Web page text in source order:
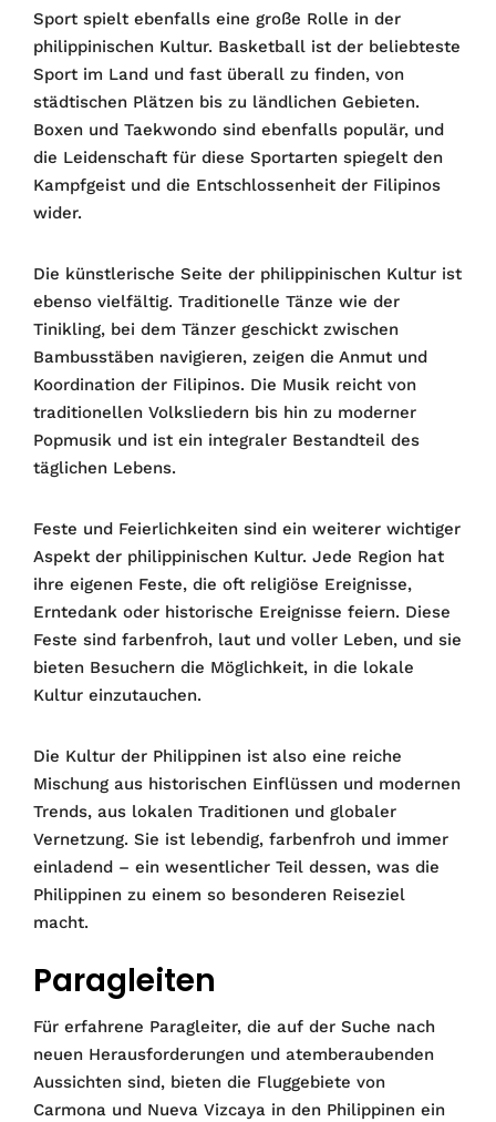
Sport spielt ebenfalls eine große Rolle in der
philippinischen Kultur. Basketball ist der beliebteste
Sport im Land und fast überall zu finden, von
städtischen Plätzen bis zu ländlichen Gebieten.
Boxen und Taekwondo sind ebenfalls populär, und
die Leidenschaft für diese Sportarten spiegelt den
Kampfgeist und die Entschlossenheit der Filipinos
wider.
Die künstlerische Seite der philippinischen Kultur ist
ebenso vielfältig. Traditionelle Tänze wie der
Tinikling, bei dem Tänzer geschickt zwischen
Bambusstäben navigieren, zeigen die Anmut und
Koordination der Filipinos. Die Musik reicht von
traditionellen Volksliedern bis hin zu moderner
Popmusik und ist ein integraler Bestandteil des
täglichen Lebens.
Feste und Feierlichkeiten sind ein weiterer wichtiger
Aspekt der philippinischen Kultur. Jede Region hat
ihre eigenen Feste, die oft religiöse Ereignisse,
Erntedank oder historische Ereignisse feiern. Diese
Feste sind farbenfroh, laut und voller Leben, und sie
bieten Besuchern die Möglichkeit, in die lokale
Kultur einzutauchen.
Die Kultur der Philippinen ist also eine reiche
Mischung aus historischen Einflüssen und modernen
Trends, aus lokalen Traditionen und globaler
Vernetzung. Sie ist lebendig, farbenfroh und immer
einladend – ein wesentlicher Teil dessen, was die
Philippinen zu einem so besonderen Reiseziel
macht.
Paragleiten
Für erfahrene Paragleiter, die auf der Suche nach
neuen Herausforderungen und atemberaubenden
Aussichten sind, bieten die Fluggebiete von
Carmona und Nueva Vizcaya in den Philippinen ein